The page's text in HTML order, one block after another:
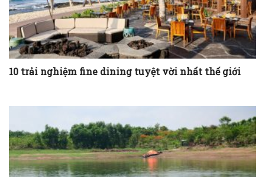
10 trải nghiệm fine dining tuyệt vời nhất thế giới